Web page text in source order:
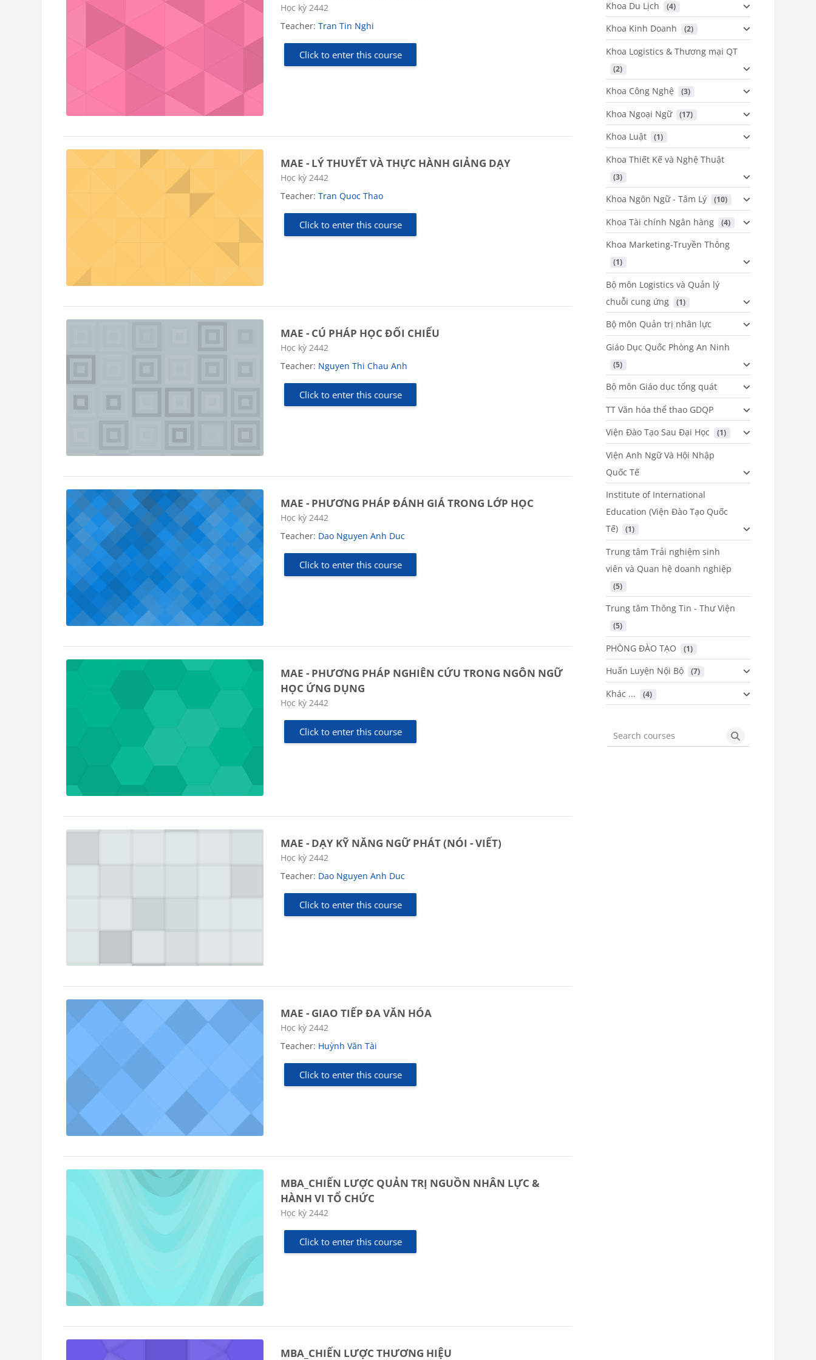
Course category
Học kỳ 2442
Teacher:Tran Tin Nghi
Click to enter this course
MAE - LÝ THUYẾT VÀ THỰC HÀNH GIẢNG DẠY
Course category
Học kỳ 2442
Teacher:Tran Quoc Thao
Click to enter this course
MAE - CÚ PHÁP HỌC ĐỐI CHIẾU
Course category
Học kỳ 2442
Teacher: Nguyen Thi Chau Anh
Click to enter this course
MAE - PHƯƠNG PHÁP ĐÁNH GIÁ TRONG LỚP HỌC
Course category
Học kỳ 2442
Teacher: Dao Nguyen Anh Duc
Click to enter this course
MAE - PHƯƠNG PHÁP NGHIÊN CỨU TRONG NGÔN NGỮ
HỌC ỨNG DỤNG
Course category
Học kỳ 2442
Click to enter this course
MAE - DẠY KỸ NĂNG NGỮ PHÁT (NÓI - VIẾT)
Course category
Học kỳ 2442
Teacher: Dao Nguyen Anh Duc
Click to enter this course
MAE - GIAO TIẾP ĐA VĂN HÓA
Course category
Học kỳ 2442
Teacher: Huỳnh Văn Tài
Click to enter this course
MBA_CHIẾN LƯỢC QUẢN TRỊ NGUỒN NHÂN LỰC &
HÀNH VI TỔ CHỨC
Course category
Học kỳ 2442
Click to enter this course
MBA_CHIẾN LƯỢC THƯƠNG HIỆU
Khoa Du Lịch (4)
Khoa Kinh Doanh (2)
Khoa Logistics & Thương mại QT
(2)
Khoa Công Nghệ (3)
Khoa Ngoại Ngữ (17)
Khoa Luật (1)
Khoa Thiết Kế và Nghệ Thuật
(3)
Khoa Ngôn Ngữ - Tâm Lý (10)
Khoa Tài chính Ngân hàng (4)
Khoa Marketing-Truyền Thông
(1)
Bộ môn Logistics và Quản lý
chuỗi cung ứng
(1)
Bộ môn Quản trị nhân lực
Giáo Dục Quốc Phòng An Ninh
(5)
Bộ môn Giáo dục tổng quát
TT Văn hóa thể thao GDQP
Viện Đào Tạo Sau Đại Học
(1)
Viện Anh Ngữ Và Hội Nhập
Quốc Tế
Institute of International
Education (Viện Đào Tạo Quốc
Tế)
(1)
Trung tâm Trải nghiệm sinh
viên và Quan hệ doanh nghiệp
(5)
Trung tâm Thông Tin - Thư Viện
(5)
PHÒNG ĐÀO TẠO (1)
Huấn Luyện Nội Bộ (7)
Khác ... (4)
Search courses Search courses